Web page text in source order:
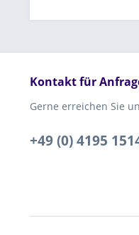
Kontakt für
Gerne erreichen Sie
+49 (0) 4195